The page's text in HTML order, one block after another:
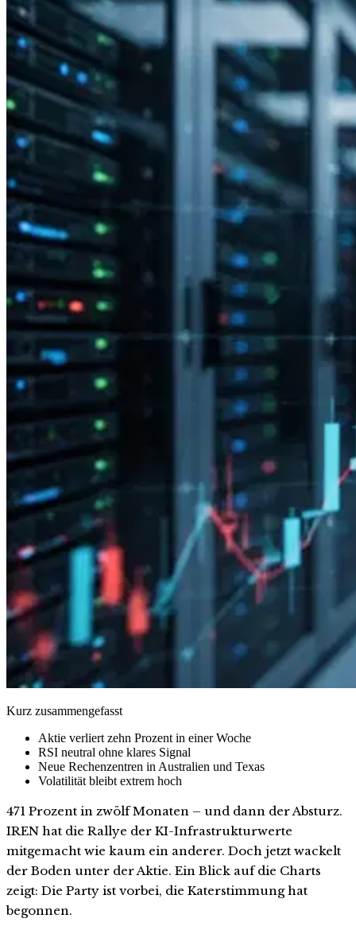
Kurz zusammengefasst
Aktie verliert zehn Prozent in einer Woche
RSI neutral ohne klares Signal
Neue Rechenzentren in Australien und Texas
Volatilität bleibt extrem hoch
471 Prozent in zwölf Monaten – und dann der Absturz.
IREN hat die Rallye der KI-Infrastrukturwerte
mitgemacht wie kaum ein anderer. Doch jetzt wackelt
der Boden unter der Aktie. Ein Blick auf die Charts
zeigt: Die Party ist vorbei, die Katerstimmung hat
begonnen.